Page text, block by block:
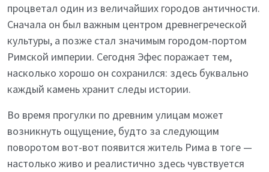
процветал один из величайших городов античности.
Сначала он был важным центром древнегреческой
культуры, а позже стал значимым городом-портом
Римской империи. Сегодня Эфес поражает тем,
насколько хорошо он сохранился: здесь буквально
каждый камень хранит следы истории.
Во время прогулки по древним улицам может
возникнуть ощущение, будто за следующим
поворотом вот-вот появится житель Рима в тогe —
настолько живо и реалистично здесь чувствуется